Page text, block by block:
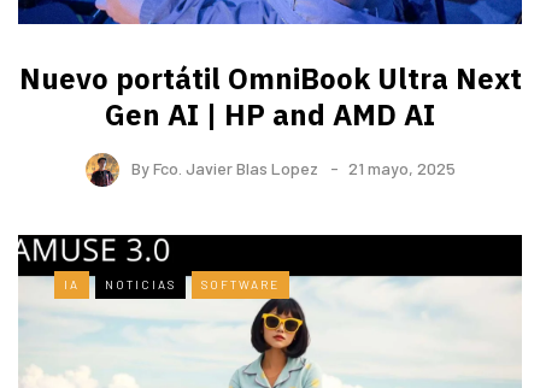
Nuevo portátil OmniBook Ultra ​Next
Gen AI | HP and AMD AI
ByFco. Javier Blas Lopez 21 mayo, 2025
IA NOTICIAS SOFTWARE